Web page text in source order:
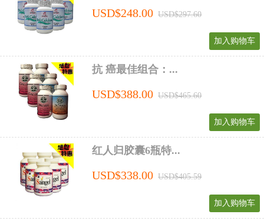
USD$248.00 USD$297.60
加入购物车
抗 癌最佳组合：...
USD$388.00 USD$465.60
加入购物车
红人归胶囊6瓶特...
USD$338.00 USD$405.59
加入购物车